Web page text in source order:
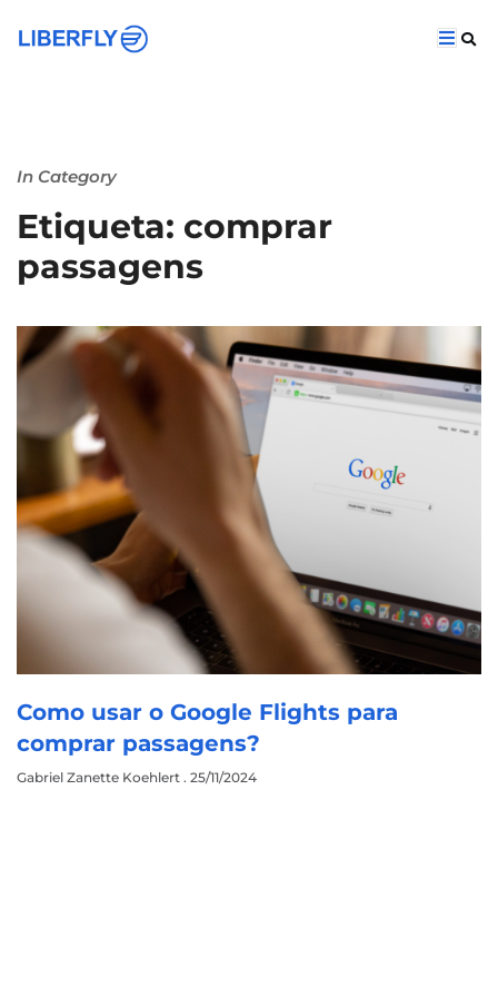
In Category
Etiqueta: comprar
passagens
Como usar o Google Flights para
comprar passagens?
Gabriel Zanette Koehlert 25/11/2024